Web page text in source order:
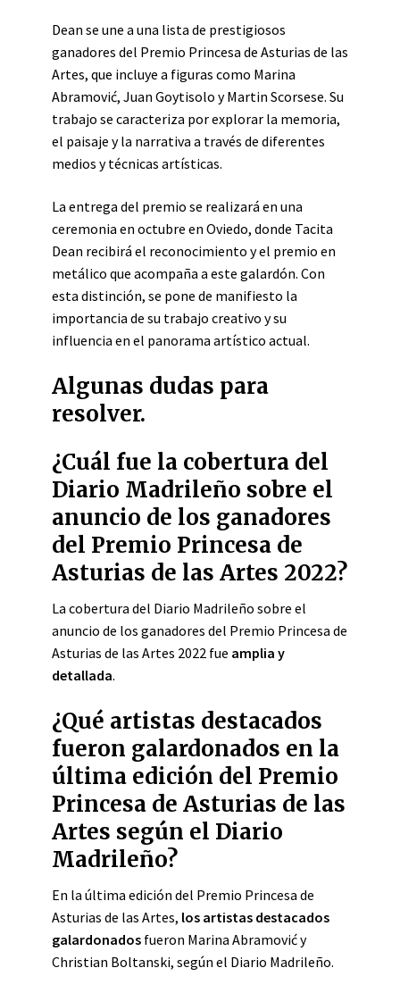
Dean se une a una lista de prestigiosos
ganadores del Premio Princesa de Asturias de las
Artes, que incluye a figuras como Marina
Abramović, Juan Goytisolo y Martin Scorsese. Su
trabajo se caracteriza por explorar la memoria,
el paisaje y la narrativa a través de diferentes
medios y técnicas artísticas.
La entrega del premio se realizará en una
ceremonia en octubre en Oviedo, donde Tacita
Dean recibirá el reconocimiento y el premio en
metálico que acompaña a este galardón. Con
esta distinción, se pone de manifiesto la
importancia de su trabajo creativo y su
influencia en el panorama artístico actual.
Algunas dudas para
resolver.
¿Cuál fue la cobertura del
Diario Madrileño sobre el
anuncio de los ganadores
del Premio Princesa de
Asturias de las Artes 2022?
La cobertura del Diario Madrileño sobre el
anuncio de los ganadores del Premio Princesa de
Asturias de las Artes 2022 fue amplia y
detallada.
¿Qué artistas destacados
fueron galardonados en la
última edición del Premio
Princesa de Asturias de las
Artes según el Diario
Madrileño?
En la última edición del Premio Princesa de
Asturias de las Artes, los artistas destacados
galardonados fueron Marina Abramović y
Christian Boltanski, según el Diario Madrileño.